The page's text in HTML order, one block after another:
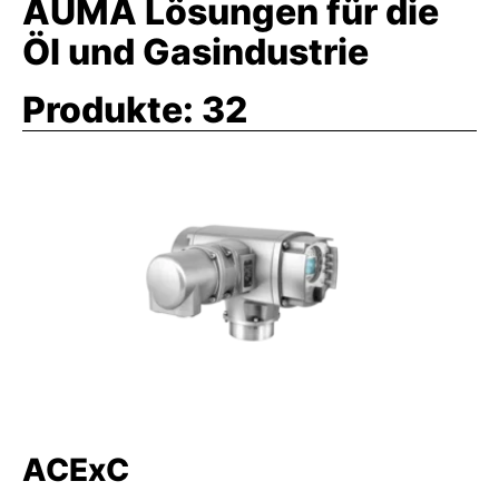
AUMA Lösungen für die
Öl und Gasindustrie
Produkte: 32
ACExC